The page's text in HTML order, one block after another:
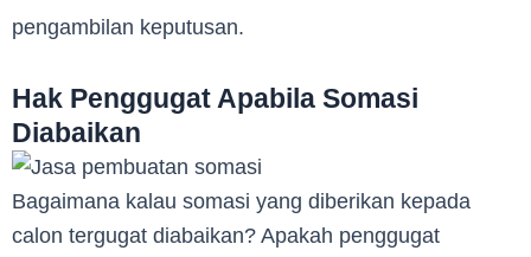
pengambilan keputusan.
Hak Penggugat Apabila Somasi
Diabaikan
Bagaimana kalau somasi yang diberikan kepada
calon tergugat diabaikan? Apakah penggugat